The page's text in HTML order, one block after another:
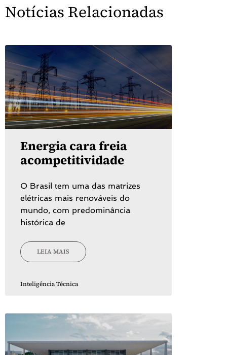
Notícias Relacionadas
Energia cara freia
acompetitividade
O Brasil tem uma das matrizes
elétricas mais renováveis do
mundo, com predominância
histórica de
LEIA MAIS
Inteligência Técnica